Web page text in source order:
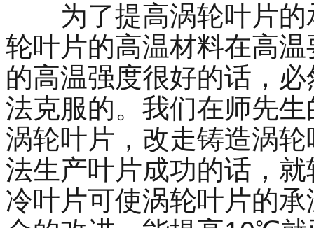
为了提高涡轮叶片
轮叶片的高温材料在高
的高温强度很好的话，
法克服的。我们在师先
涡轮叶片，改走铸造涡
法生产叶片成功的话，
冷叶片可使涡轮叶片的